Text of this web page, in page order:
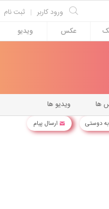
ثبت نام | ورود کاربر
عکس ویدیو
دوستی ارسال پیام
ویدیو ها ها